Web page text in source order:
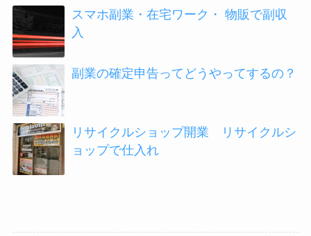
スマホ副業・在宅ワーク・ 物販で副収
入
副業の確定申告ってどうやってするの？
リサイクルショップ開業 リサイクルシ
ョップで仕入れ